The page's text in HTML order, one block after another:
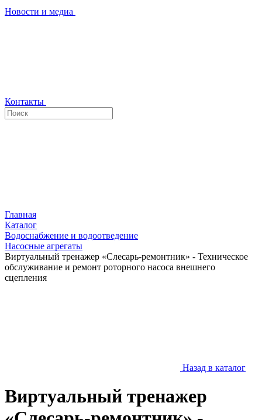
Новости и медиа
Контакты
Главная
Каталог
Водоснабжение и водоотведение
Насосные агрегаты
Виртуальный тренажер «Слесарь-ремонтник» - Техническое
обслуживание и ремонт роторного насоса внешнего
сцепления
Назад в каталог
Виртуальный тренажер